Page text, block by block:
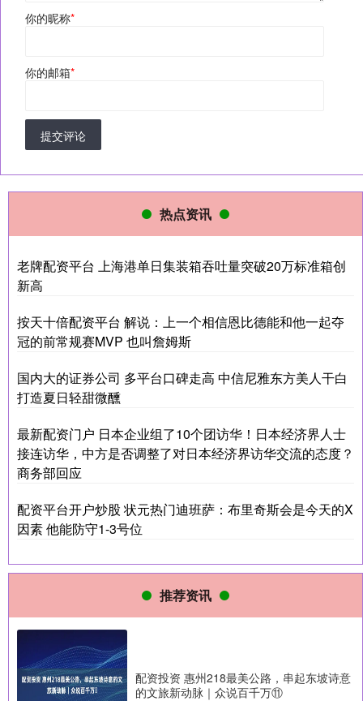
你的昵称*
你的邮箱*
提交评论
热点资讯
老牌配资平台 上海港单日集装箱吞吐量突破20万标准箱创
新高
按天十倍配资平台 解说：上一个相信恩比德能和他一起夺
冠的前常规赛MVP 也叫詹姆斯
国内大的证券公司 多平台口碑走高 中信尼雅东方美人干白
打造夏日轻甜微醺
最新配资门户 日本企业组了10个团访华！日本经济界人士
接连访华，中方是否调整了对日本经济界访华交流的态度？
商务部回应
配资平台开户炒股 状元热门迪班萨：布里奇斯会是今天的X
因素 他能防守1-3号位
推荐资讯
配资投资 惠州218最美公路，串起东坡诗意
的文旅新动脉｜众说百千万⑪